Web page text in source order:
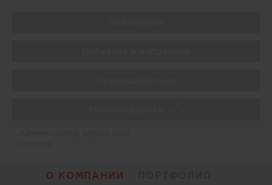
О КОМПАНИИ